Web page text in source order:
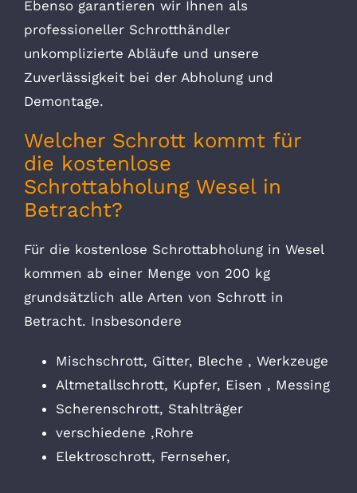
Ebenso garantieren wir Ihnen als
professioneller Schrotthändler
unkomplizierte Abläufe und unsere
Zuverlässigkeit bei der Abholung und
Demontage.
Welcher Schrott kommt für
die kostenlose
Schrottabholung Wesel in
Betracht?
Für die kostenlose Schrottabholung in Wesel
kommen ab einer Menge von 200 kg
grundsätzlich alle Arten von Schrott in
Betracht. Insbesondere
Mischschrott, Gitter, Bleche , Werkzeuge
Altmetallschrott, Kupfer, Eisen , Messing
Scherenschrott, Stahlträger
verschiedene ,Rohre
Elektroschrott, Fernseher,